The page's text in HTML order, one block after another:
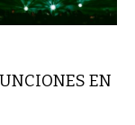
EN